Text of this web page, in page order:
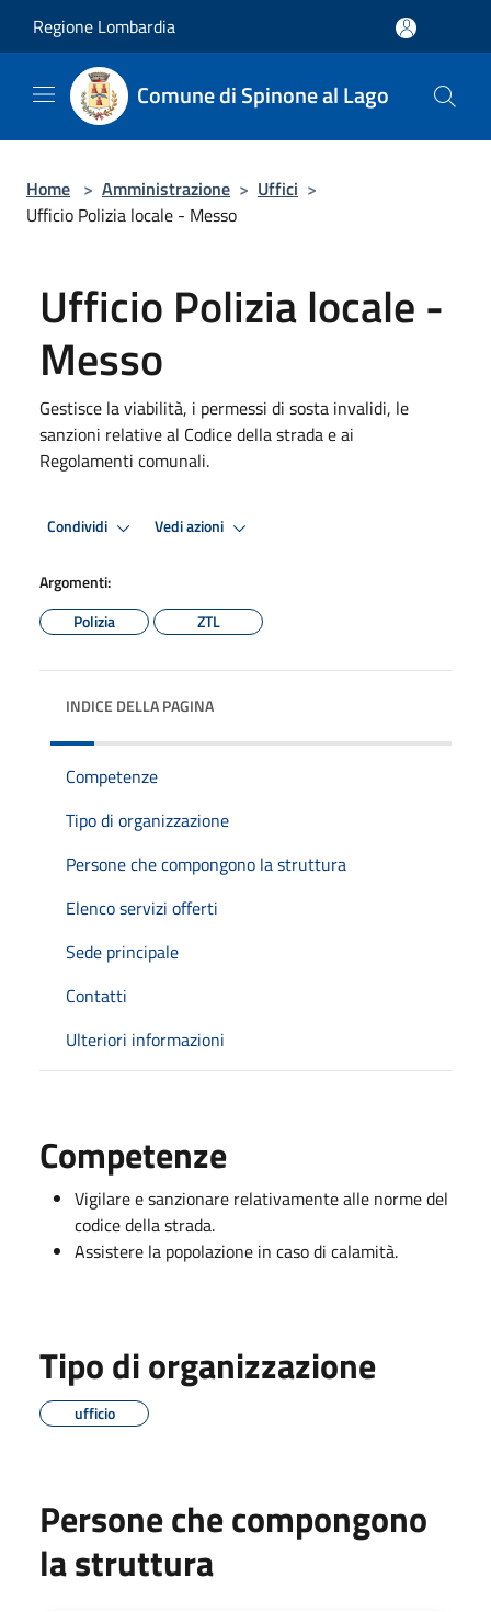
Regione Lombardia
Comune di Spinone al Lago
Home > Amministrazione > Uffici >
Ufficio Polizia locale - Messo
Ufficio Polizia locale -
Messo
Gestisce la viabilità, i permessi di sosta invalidi, le
sanzioni relative al Codice della strada e ai
Regolamenti comunali.
Condividi Vedi azioni
Argomenti:
Polizia
ZTL
INDICE DELLA PAGINA
Competenze
Tipo di organizzazione
Persone che compongono la struttura
Elenco servizi offerti
Sede principale
Contatti
Ulteriori informazioni
Competenze
Vigilare e sanzionare relativamente alle norme del
codice della strada.
Assistere la popolazione in caso di calamità.
Tipo di organizzazione
ufficio
Persone che compongono
la struttura